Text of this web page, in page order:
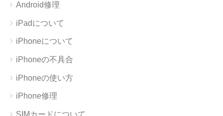
Android修理
iPadについて
iPhoneについて
iPhoneの不具合
iPhoneの使い方
iPhone修理
SIMカードについて